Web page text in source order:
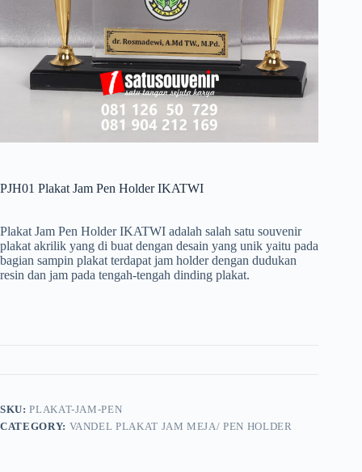
PJH01 Plakat Jam Pen Holder IKATWI
Plakat Jam Pen Holder IKATWI adalah salah satu souvenir
plakat akrilik yang di buat dengan desain yang unik yaitu pada
bagian sampin plakat terdapat jam holder dengan dudukan
resin dan jam pada tengah-tengah dinding plakat.
SKU:PLAKAT-JAM-PEN
CATEGORY: VANDEL PLAKAT JAM MEJA/ PEN HOLDER